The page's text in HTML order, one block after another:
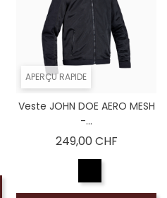
APERÇU RAPIDE
Veste JOHN DOE AERO MESH
-...
249,00 CHFPrix